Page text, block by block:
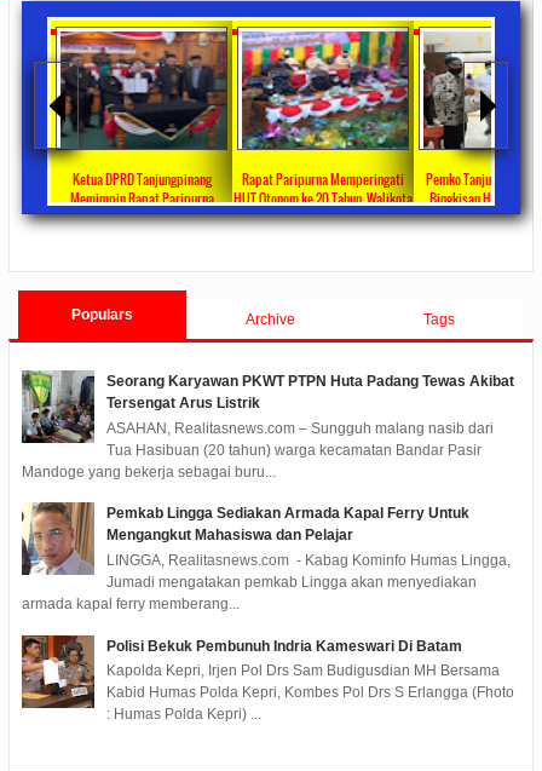
Ketua DPRD Tanjungpinang
Memimpin Rapat Paripurna
Pengesahan Ranperda Perubahan
Rapat Paripurna Memperingati
HUT Otonom ke 20 Tahun, Walikota
Rahma Paparkan Capaian
Pemko Tanjung
Bingkisan Hari Raya
Untuk Masyarakat
Populars Archive Tags
Seorang Karyawan PKWT PTPN Huta Padang Tewas Akibat
Tersengat Arus Listrik
ASAHAN, Realitasnews.com – Sungguh malang nasib dari
Tua Hasibuan (20 tahun) warga kecamatan Bandar Pasir
Mandoge yang bekerja sebagai buru...
Pemkab Lingga Sediakan Armada Kapal Ferry Untuk
Mengangkut Mahasiswa dan Pelajar
LINGGA, Realitasnews.com - Kabag Kominfo Humas Lingga,
Jumadi mengatakan pemkab Lingga akan menyediakan
armada kapal ferry memberang...
Polisi Bekuk Pembunuh Indria Kameswari Di Batam
Kapolda Kepri, Irjen Pol Drs Sam Budigusdian MH Bersama
Kabid Humas Polda Kepri, Kombes Pol Drs S Erlangga (Fhoto
: Humas Polda Kepri) ...